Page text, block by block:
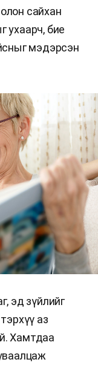
сайхан
ухаарч, бие
мэдэрсэн
эд зүйлийг
аз
Хамтдаа